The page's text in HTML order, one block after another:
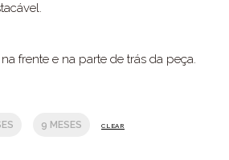
frente e na parte de trás da peça.
9 MESES CLEAR